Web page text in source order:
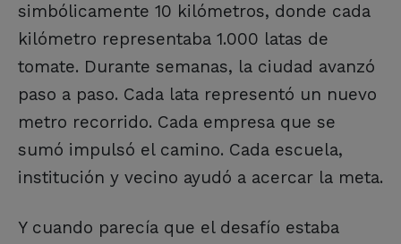
simbólicamente 10 kilómetros, donde cada
kilómetro representaba 1.000 latas de
tomate. Durante semanas, la ciudad avanzó
paso a paso. Cada lata representó un nuevo
metro recorrido. Cada empresa que se
sumó impulsó el camino. Cada escuela,
institución y vecino ayudó a acercar la meta.
Y cuando parecía que el desafío estaba